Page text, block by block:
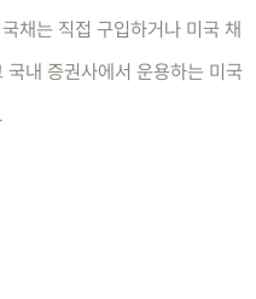
채는 직접 구입하거나 미국 채
내 증권사에서 운용하는 미국